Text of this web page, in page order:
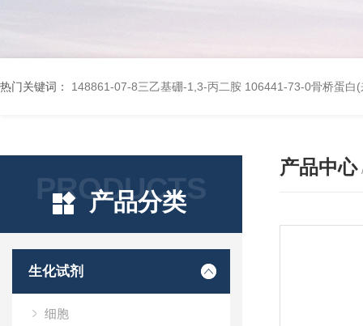
热门关键词： 148861-07-8三乙基硼-1,3-丙二胺 106441-73-0骨桥蛋白
PRODUCTS
产品分类
生化试剂
细胞
产品中心